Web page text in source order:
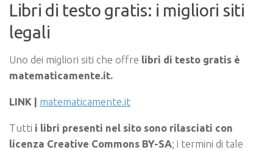
Libri di testo gratis: i migliori siti
legali
Uno dei migliori siti che offre libri di testo gratis è
matematicamente.it.
LINK | matematicamente.it
Tutti i libri presenti nel sito sono rilasciati con
licenza Creative Commons BY-SA; i termini di tale